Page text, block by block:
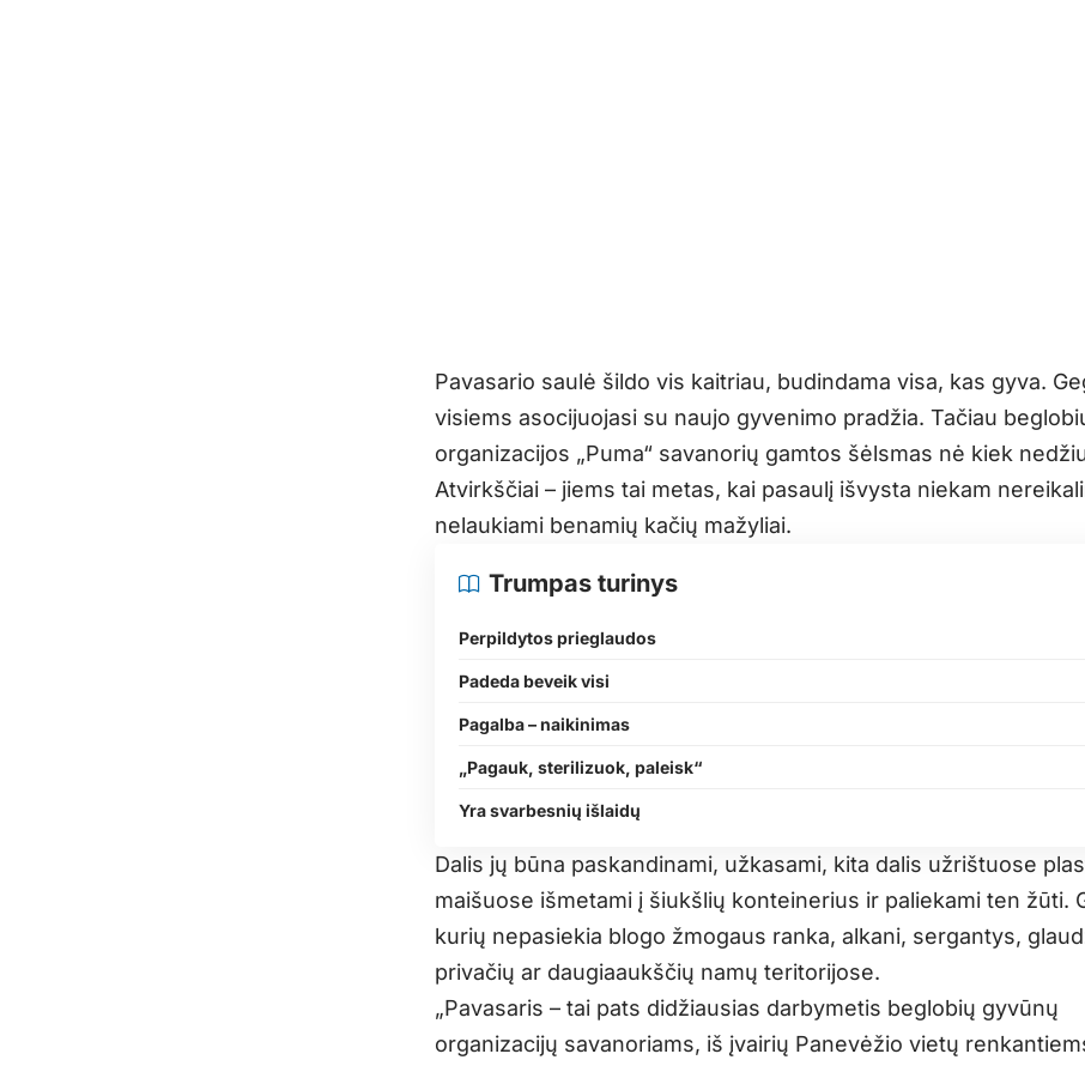
Pavasario saulė šildo vis kaitriau, budindama visa, kas gyva.
visiems asocijuojasi su naujo gyvenimo pradžia. Tačiau
organizacijos „Puma“ savanorių gamtos šėlsmas nė kiek
Atvirkščiai – jiems tai metas, kai pasaulį išvysta niekam
nelaukiami benamių kačių mažyliai.
Trumpas turinys
Perpildytos prieglaudos
Padeda beveik visi
Pagalba – naikinimas
„Pagauk, sterilizuok, paleisk“
Yra svarbesnių išlaidų
Dalis jų būna paskandinami, užkasami, kita dalis užrištuose
maišuose išmetami į šiukšlių konteinerius ir paliekami ten žūti.
kurių nepasiekia blogo žmogaus ranka, alkani, sergantys,
privačių ar daugiaaukščių namų teritorijose.
„Pavasaris – tai pats didžiausias darbymetis beglobių gyvūnų
organizacijų savanoriams, iš įvairių Panevėžio vietų